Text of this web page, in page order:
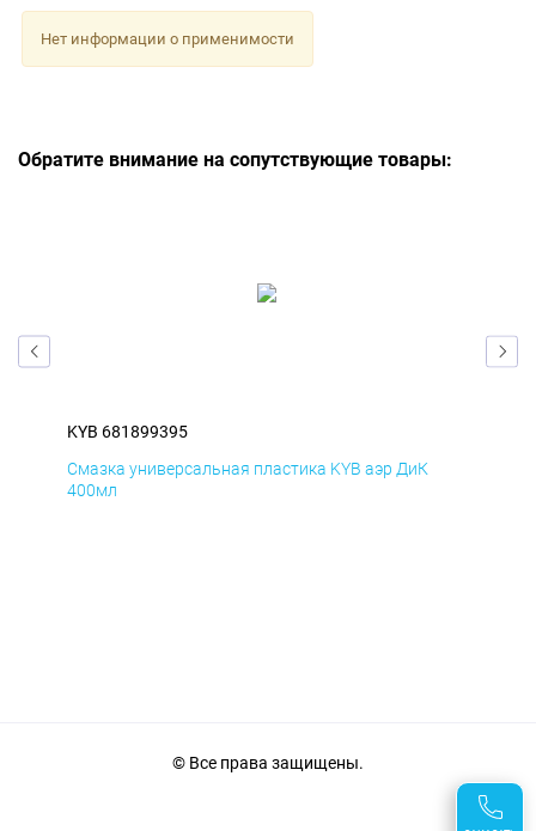
Нет информации о применимости
Обратите внимание на сопутствующие товары:
KYB 681899395
Смазка универсальная пластика KYB аэр ДиК
400мл
© Все права защищены.